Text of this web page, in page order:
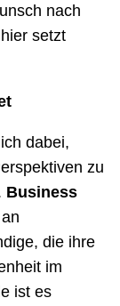
nach
setzt
dabei,
zu
Business
die ihre
im
ist es